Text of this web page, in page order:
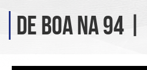
De Boa na 94